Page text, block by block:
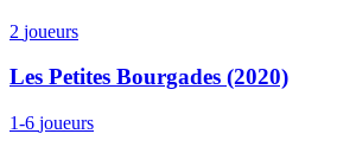
2 joueurs
Les Petites Bourgades (2020)
1-6 joueurs